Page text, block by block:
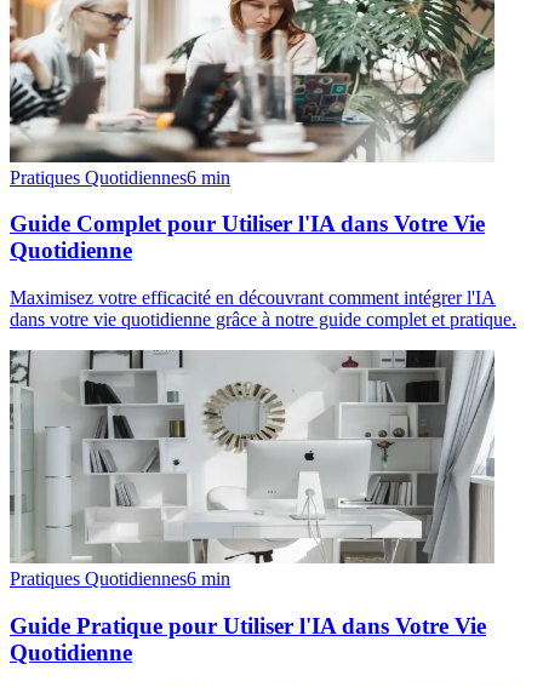
Pratiques Quotidiennes6 min
Guide Complet pour Utiliser l'IA dans Votre Vie
Quotidienne
Maximisez votre efficacité en découvrant comment intégrer l'IA
dans votre vie quotidienne grâce à notre guide complet et pratique.
Pratiques Quotidiennes6 min
Guide Pratique pour Utiliser l'IA dans Votre Vie
Quotidienne